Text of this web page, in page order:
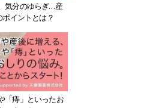
気分のゆらぎ…産
ポイントとは？
「痔」といったお